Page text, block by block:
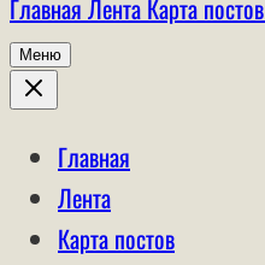
Главная Лента Карта постов
Меню
Главная
Лента
Карта постов